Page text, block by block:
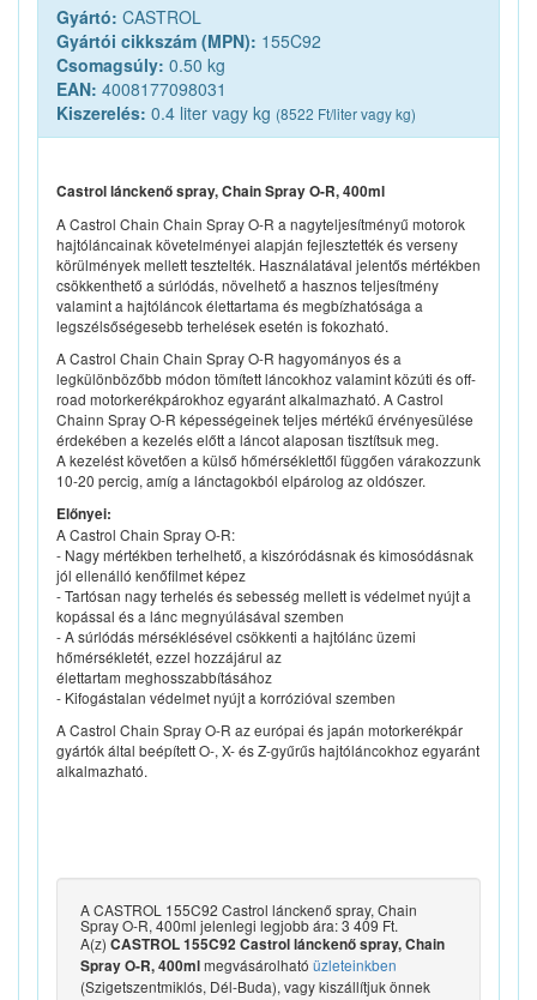
Gyártó: CASTROL
Gyártói cikkszám (MPN): 155C92
Csomagsúly: 0.50 kg
EAN: 4008177098031
Kiszerelés: 0.4 liter vagy kg (8522 Ft/liter vagy kg)
Castrol lánckenő spray, Chain Spray O-R, 400ml
A Castrol Chain Chain Spray O-R a nagyteljesítményű motorok
hajtóláncainak követelményei alapján fejlesztették és verseny
körülmények mellett tesztelték. Használatával jelentős mértékben
csökkenthető a súrlódás, növelhető a hasznos teljesítmény
valamint a hajtóláncok élettartama és megbízhatósága a
legszélsőségesebb terhelések esetén is fokozható.
A Castrol Chain Chain Spray O-R hagyományos és a
legkülönbözőbb módon tömített láncokhoz valamint közúti és off-
road motorkerékpárokhoz egyaránt alkalmazható. A Castrol
Chainn Spray O-R képességeinek teljes mértékű érvényesülése
érdekében a kezelés előtt a láncot alaposan tisztítsuk meg.
A kezelést követően a külső hőmérséklettől függően várakozzunk
10-20 percig, amíg a lánctagokból elpárolog az oldószer.
Előnyei:
A Castrol Chain Spray O-R:
- Nagy mértékben terhelhető, a kiszóródásnak és kimosódásnak
jól ellenálló kenőfilmet képez
- Tartósan nagy terhelés és sebesség mellett is védelmet nyújt a
kopással és a lánc megnyúlásával szemben
- A súrlódás mérséklésével csökkenti a hajtólánc üzemi
hőmérsékletét, ezzel hozzájárul az
élettartam meghosszabbításához
- Kifogástalan védelmet nyújt a korrózióval szemben
A Castrol Chain Spray O-R az európai és japán motorkerékpár
gyártók által beépített O-, X- és Z-gyűrűs hajtóláncokhoz egyaránt
alkalmazható.
A CASTROL 155C92 Castrol lánckenő spray, Chain
Spray O-R, 400ml jelenlegi legjobb ára: 3 409 Ft.
A(z) CASTROL 155C92 Castrol lánckenő spray, Chain
Spray O-R, 400mlmegvásárolható üzleteinkben
(Szigetszentmiklós, Dél-Buda), vagy kiszállítjuk önnek